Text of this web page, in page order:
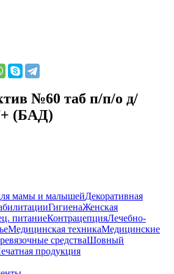
№60 таб п/п/о д/
(БАД)
мамы и малышейДекоративная
ГигиенаЖенская
питаниеКонтрацепцияЛечебно-
Медицинская техникаМедицинские
средстваШовный
продукция